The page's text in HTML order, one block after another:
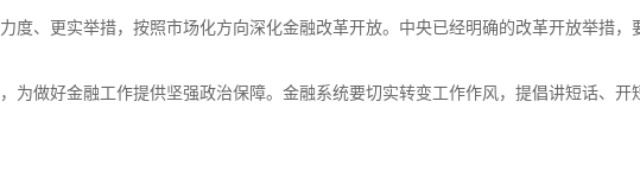
、更实举措，按照市场化方向深化金融改革开放。中央已经明确的改革开放举措，
做好金融工作提供坚强政治保障。金融系统要切实转变工作作风，提倡讲短话、